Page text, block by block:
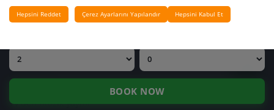
Laminat Zemin
Merkezi klima
Balkon
Wifi (Ücretsiz)
TV'den müzik yayını
BOOK NOW
Hepsini Reddet Çerez Ayarlarını Yapılandır Hepsini Kabul Et